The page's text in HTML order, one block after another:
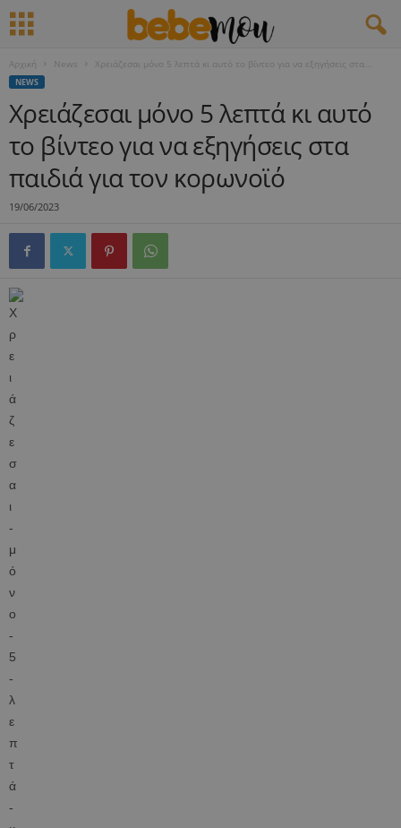
Αρχική News Χρειάζεσαι μόνο 5 λεπτά κι αυτό το βίντεο για να εξηγήσεις στα...
NEWS
Χρειάζεσαι μόνο 5 λεπτά κι αυτό
το βίντεο για να εξηγήσεις στα
παιδιά για τον κορωνοϊό
19/06/2023